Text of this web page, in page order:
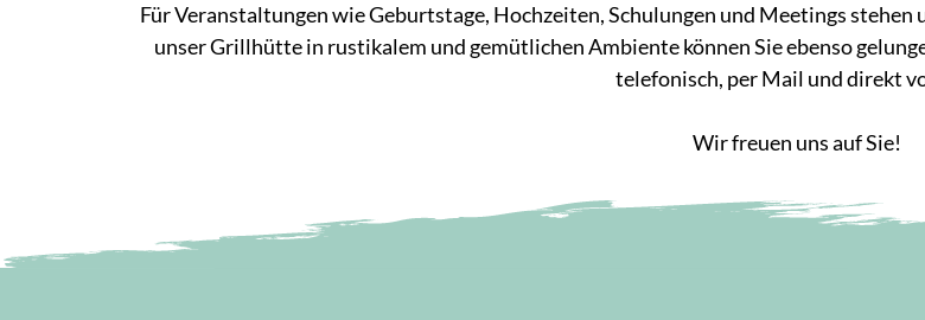
Für Veranstaltungen wie Geburtstage, Hochzeiten, Schulungen und Meetings
unser Grillhütte in rustikalem und gemütlichen Ambiente können Sie ebenso
telefonisch, per Mail und direkt
Wir freuen uns auf Sie!